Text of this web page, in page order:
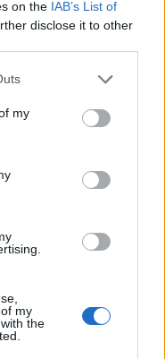
on the IAB’s List of
disclose it to other
my
my
the
Integral, S.L.
25.818